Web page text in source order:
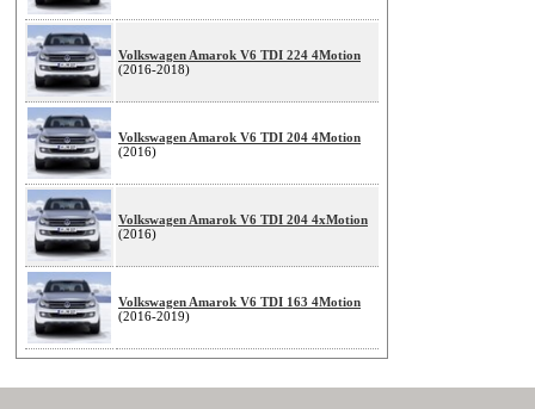
Volkswagen Amarok V6 TDI 224 4Motion
(2016-2018)
Volkswagen Amarok V6 TDI 204 4Motion
(2016)
Volkswagen Amarok V6 TDI 204 4xMotion
(2016)
Volkswagen Amarok V6 TDI 163 4Motion
(2016-2019)